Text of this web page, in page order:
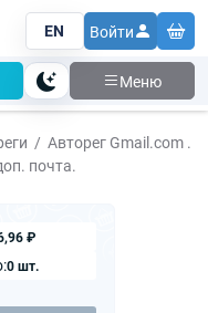
EN Войти
Тема Меню
Авторег Gmail.com .
почта.
₽
0 шт.